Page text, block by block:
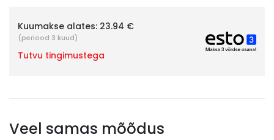
Kuumakse alates: 23.94 €
(periood 3 kuud)
Tutvu tingimustega
Veel samas mõõdus